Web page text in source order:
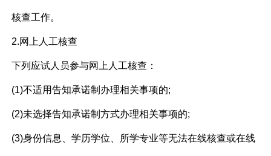
核查工作。
2.网上人工核查
下列应试人员参与网上人工核查：
(1)不适用告知承诺制办理相关事项的;
(2)未选择告知承诺制方式办理相关事项的;
(3)身份信息、学历学位、所学专业等无法在线核查或在线